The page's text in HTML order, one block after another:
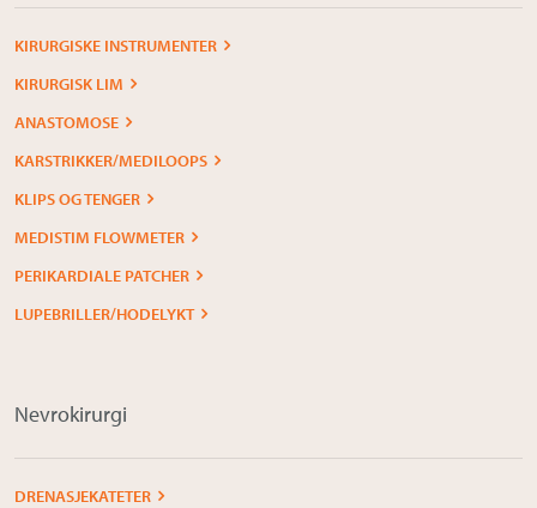
KIRURGISKE INSTRUMENTER
KIRURGISK LIM
ANASTOMOSE
KARSTRIKKER/MEDILOOPS
KLIPS OG TENGER
MEDISTIM FLOWMETER
PERIKARDIALE PATCHER
LUPEBRILLER/HODELYKT
Nevrokirurgi
DRENASJEKATETER